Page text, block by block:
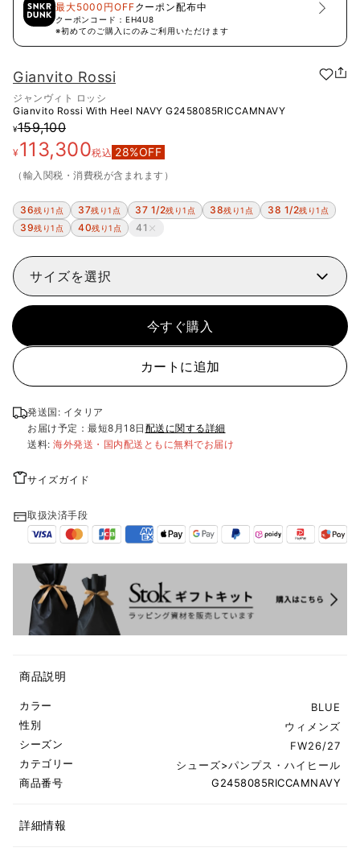
最大5000円OFFクーポン配布中
クーポンコード： EH4U8
※初めてのご購入にのみご利用いただけます
Gianvito Rossi
ジャンヴィト ロッシ
Gianvito Rossi With Heel NAVY G2458085RICCAMNAVY
¥159,100
¥113,300税込 28%OFF
（輸入関税・消費税が含まれます）
36残り1点 37残り1点 37 1/2残り1点 38残り1点 38 1/2残り1点
39残り1点 40残り1点 41
サイズを選択
今すぐ購入
カートに追加
発送国: イタリア
お届け予定：最短8月18日 配送に関する詳細
送料: 海外発送・国内配送ともに無料でお届け
サイズガイド
取扱決済手段
商品説明
カラー
BLUE
性別
ウィメンズ
シーズン
FW26/27
カテゴリー
シューズ>パンプス・ハイヒール
商品番号
G2458085RICCAMNAVY
詳細情報